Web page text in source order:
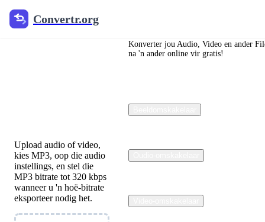
Convertr.org
320 kbps
Upload audio of video,
kies MP3, oop die audio
instellings, en stel die
MP3 bitrate tot 320 kbps
wanneer u 'n hoë-bitrate
eksporteer nodig het.
Konverter jou Audio, Video en ander
na 'n ander online vir gratis!